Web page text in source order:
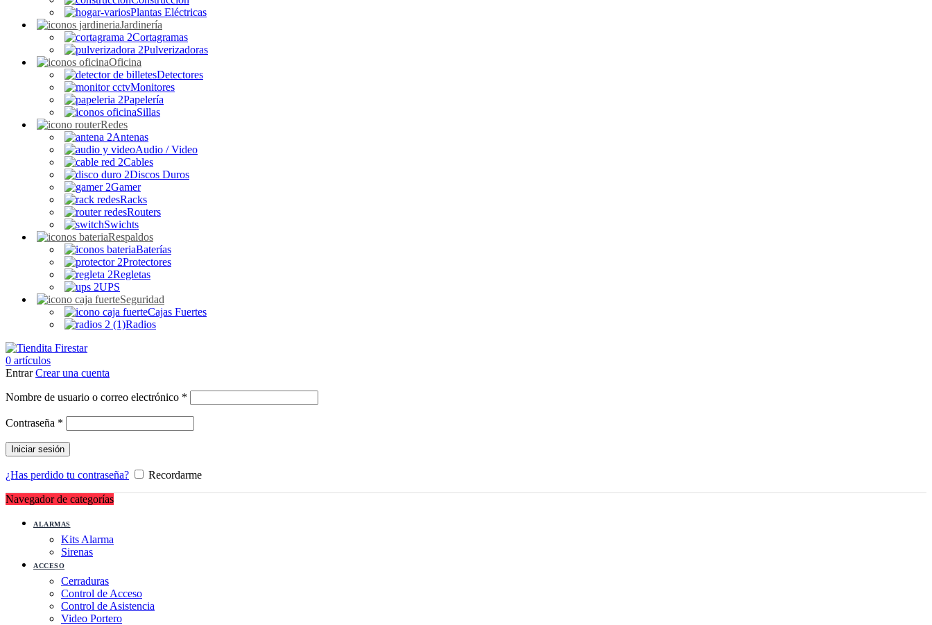
Plantas Eléctricas
Jardinería
Cortagramas
Pulverizadoras
Oficina
Detectores
Monitores
Papelería
Sillas
Redes
Antenas
Audio / Video
Cables
Discos Duros
Gamer
Racks
Routers
Swichts
Respaldos
Baterías
Protectores
Regletas
UPS
Seguridad
Cajas Fuertes
Radios
0 artículos
EntrarCrear una cuenta
Nombre de usuario o correo electrónico *
Contraseña *
Iniciar sesión
¿Has perdido tu contraseña? Recordarme
Navegador de categorías
ALARMAS
Kits Alarma
Sirenas
ACCESO
Cerraduras
Control de Acceso
Control de Asistencia
Video Portero